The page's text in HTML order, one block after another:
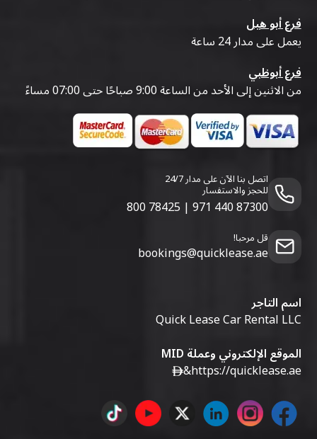
فرع أبو هيل
يعمل على مدار 24 ساعة
فرع أبوظبي
من الاثنين إلى الأحد من الساعة 9:00 صباحًا حتى 07:00 مساءً
اتصل بنا الآن على مدار 24/7
للحجز والاستفسار
800 78425 | 971 440 87300
قل مرحبا!
bookings@quicklease.ae
اسم التاجر
Quick Lease Car Rental LLC
الموقع الإلكتروني وعملة MID
https://quicklease.ae
&